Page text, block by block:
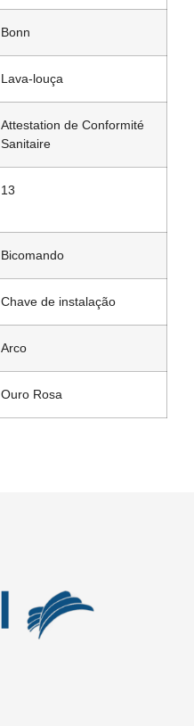
Bonn
Lava-louça
Attestation de Conformité
Sanitaire
13
Bicomando
Chave de instalação
Arco
Ouro Rosa